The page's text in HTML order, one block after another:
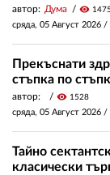
автор: Дума visibility 1475
сряда, 05 Август 2026 /
Прекъснати
стъпка по
автор: visibility 1528
сряда, 05 Август 2026 /
Тайно
класически